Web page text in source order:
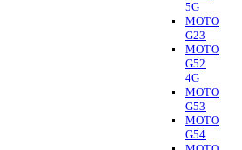
5G
MOTO
G23
MOTO
G52
4G
MOTO
G53
MOTO
G54